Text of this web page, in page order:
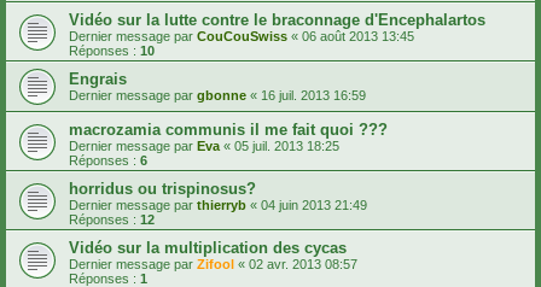
Vidéo sur la lutte contre le braconnage d'Encephalartos
Dernier message par CouCouSwiss « 06 août 2013 13:45
Réponses : 10
Engrais
Dernier message par gbonne « 16 juil. 2013 16:59
macrozamia communis il me fait quoi ???
Dernier message par Eva « 05 juil. 2013 18:25
Réponses : 6
horridus ou trispinosus?
Dernier message par thierryb « 04 juin 2013 21:49
Réponses : 12
Vidéo sur la multiplication des cycas
Dernier message par Zifool « 02 avr. 2013 08:57
Réponses : 1